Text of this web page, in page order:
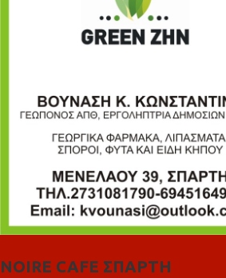
NOIRE CAFE ΣΠΑΡΤΗ